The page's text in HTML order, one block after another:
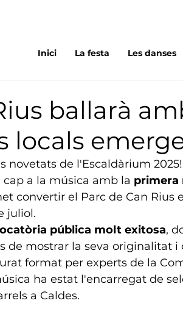
Inici La festa Les danses
ballarà
locals
novetats de l'Escaldàrium
a la música amb la primera
convertir el Parc de Can Rius
juliol.
pública molt exitosa,
de mostrar la seva originalitat i
format per experts de la
ha estat l'encarregat de
a Caldes.